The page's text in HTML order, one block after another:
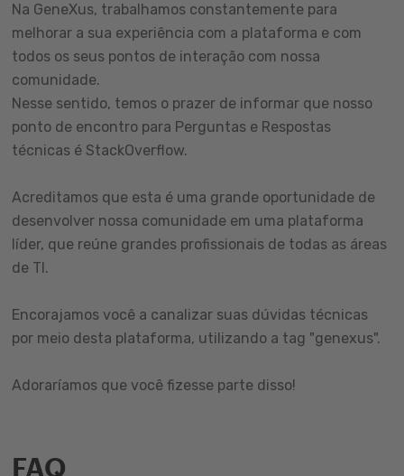
Na GeneXus, trabalhamos constantemente para
melhorar a sua experiência com a plataforma e com
todos os seus pontos de interação com nossa
comunidade.
Nesse sentido, temos o prazer de informar que nosso
ponto de encontro para Perguntas e Respostas
técnicas é StackOverflow.
Acreditamos que esta é uma grande oportunidade de
desenvolver nossa comunidade em uma plataforma
líder, que reúne grandes profissionais de todas as áreas
de TI.
Encorajamos você a canalizar suas dúvidas técnicas
por meio desta plataforma, utilizando a tag "genexus".
Adoraríamos que você fizesse parte disso!
FAQ